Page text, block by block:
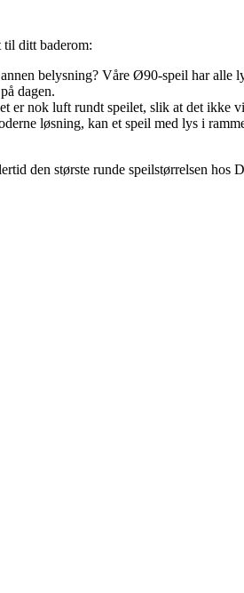
til ditt baderom:
belysning? Våre Ø90-speil har alle
dagen.
er nok luft rundt speilet, slik at det ikke
løsning, kan et speil med lys i
den største runde speilstørrelsen hos